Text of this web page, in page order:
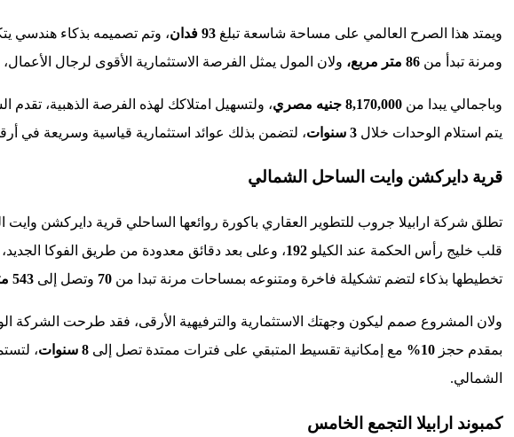
ويمتد هذا الصرح العالمي على مساحة شاسعة تبلغ 93 فدان
ومرنة تبدأ من 86 متر مربع، ولان المول يمثل الفرصة الاستثمارية الأقوى لرجال
وباجمالي يبدا من 8,170,000 جنيه مصري ، ولتسهيل امتلاكك لهذه الفرصة الذهبية،
يتم استلام الوحدات خلال
، لتضمن بذلك عوائد استثمارية قياسية وسريعة في
قرية دايركشن وايت الساحل الشمالي
تطلق شركة ارابيلا جروب للتطوير العقاري باكورة روائعها الساحلي قرية دايركشن
قلب خليج رأس الحكمة عند الكيلو 192، وعلى بعد دقائق معدودة من طريق الفوكا
تخطيطها بذكاء لتضم تشكيلة فاخرة ومتنوعه بمساحات مرنة تبدا من 70 وتصل إلى 543 متر مربع
ولان المشروع صمم ليكون وجهتك الاستثمارية والترفيهية الأرقى، فقد طرحت الشركة
بمقدم حجز 10% مع إمكانية تقسيط المتبقي على فترات ممتدة تصل إلى 8 سنوات
،
الشمالي.
كمبوند ارابيلا التجمع الخامس